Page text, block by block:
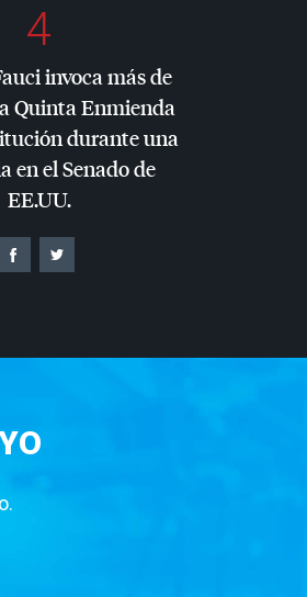
4
invoca más de
Quinta Enmienda
durante una
en el Senado de
EE.UU.